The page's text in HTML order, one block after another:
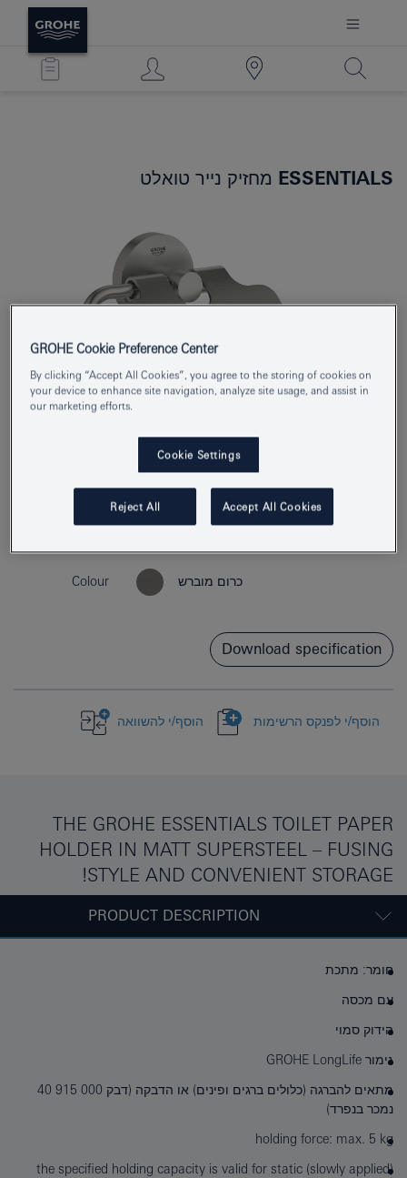
ESSENTIALS מחזיק נייר טואלט
40367DC1
Colour כרום מוברש
Download specification
הוסף/י לפנקס הרשימות הוסף/י להשוואה
THE GROHE ESSENTIALS TOILET PAPER
HOLDER IN MATT SUPERSTEEL – FUSING
STYLE AND CONVENIENT STORAGE!
PRODUCT DESCRIPTION
חומר: מתכת
עם מכסה
הידוק סמוי
גימור GROHE LongLife
מתאים להברגה (כלולים ברגים ופינים) או הדבקה (דבק ‎40 915 000
נמכר בנפרד)
holding force: max. 5 kg
the specified holding capacity is valid for static (slowly applied)
GROHE Cookie Preference Center
By clicking “Accept All Cookies”, you agree to the storing of cookies on
your device to enhance site navigation, analyze site usage, and assist in
our marketing efforts.
Cookie Settings
Reject All Accept All Cookies